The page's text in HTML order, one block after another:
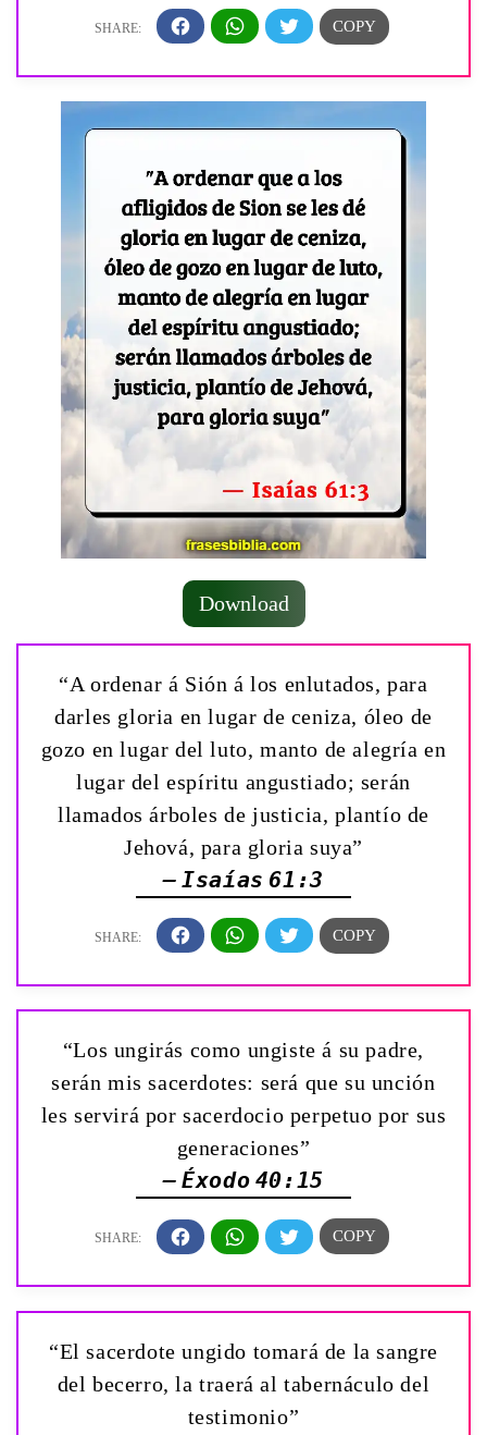
Download
“A ordenar á Sión á los enlutados, para
darles gloria en lugar de ceniza, óleo de
gozo en lugar del luto, manto de alegría en
lugar del espíritu angustiado; serán
llamados árboles de justicia, plantío de
Jehová, para gloria suya”
— Isaías 61:3
“Los ungirás como ungiste á su padre,
serán mis sacerdotes: será que su unción
les servirá por sacerdocio perpetuo por sus
generaciones”
— Éxodo 40:15
“El sacerdote ungido tomará de la sangre
del becerro, la traerá al tabernáculo del
testimonio”